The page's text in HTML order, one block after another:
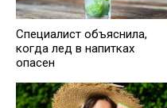
Специалист объяснила,
когда лед в напитках
опасен